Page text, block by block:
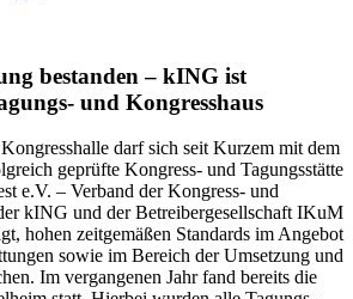
bestanden – kING ist
und Kongresshaus
darf sich seit Kurzem mit dem
geprüfte Kongress- und Tagungsstätte
e.V. – Verband der Kongress- und
kING und der Betreibergesellschaft IKuM
hohen zeitgemäßen Standards im Angebot
sowie im Bereich der Umsetzung und
Im vergangenen Jahr fand bereits die